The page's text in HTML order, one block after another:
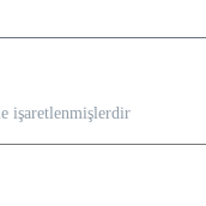
işaretlenmişlerdir